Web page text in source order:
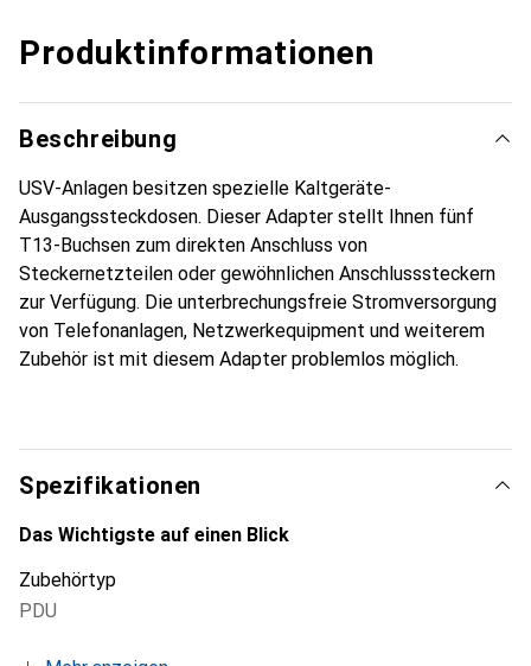
Produktinformationen
Beschreibung
USV-Anlagen besitzen spezielle Kaltgeräte-
Ausgangssteckdosen. Dieser Adapter stellt Ihnen fünf
T13-Buchsen zum direkten Anschluss von
Steckernetzteilen oder gewöhnlichen Anschlusssteckern
zur Verfügung. Die unterbrechungsfreie Stromversorgung
von Telefonanlagen, Netzwerkequipment und weiterem
Zubehör ist mit diesem Adapter problemlos möglich.
Spezifikationen
Das Wichtigste auf einen Blick
Zubehörtyp
PDU